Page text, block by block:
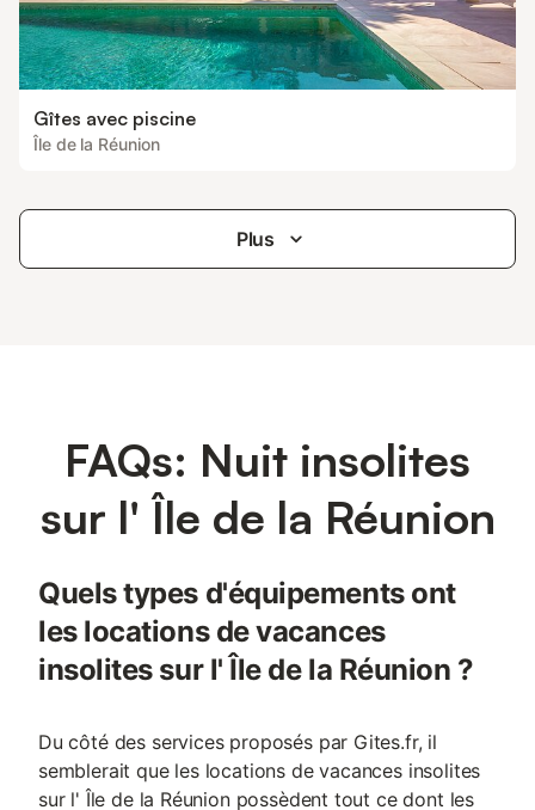
Gîtes avec piscine
Île de la Réunion
Plus
FAQs: Nuit insolites
sur l' Île de la Réunion
Quels types d'équipements ont
les locations de vacances
insolites sur l' Île de la Réunion ?
Du côté des services proposés par Gites.fr, il
semblerait que les locations de vacances insolites
sur l' Île de la Réunion possèdent tout ce dont les